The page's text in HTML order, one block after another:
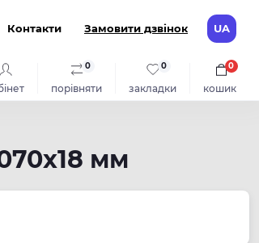
Контакти Замовити дзвінок UA
порівняти
0
закладки
0
кошик
0
мм